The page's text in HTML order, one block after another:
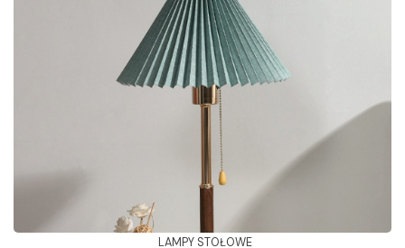
LAMPY STOŁOWE